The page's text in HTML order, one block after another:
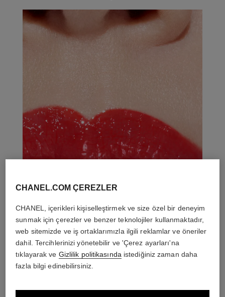
CHANEL.COM ÇEREZLER
CHANEL, içerikleri kişiselleştirmek ve size özel bir deneyim
sunmak için çerezler ve benzer teknolojiler kullanmaktadır,
web sitemizde ve iş ortaklarımızla ilgili reklamlar ve öneriler
dahil. Tercihlerinizi yönetebilir ve 'Çerez ayarları'na
tıklayarak ve Gizlilik politikasında istediğiniz zaman daha
fazla bilgi edinebilirsiniz.